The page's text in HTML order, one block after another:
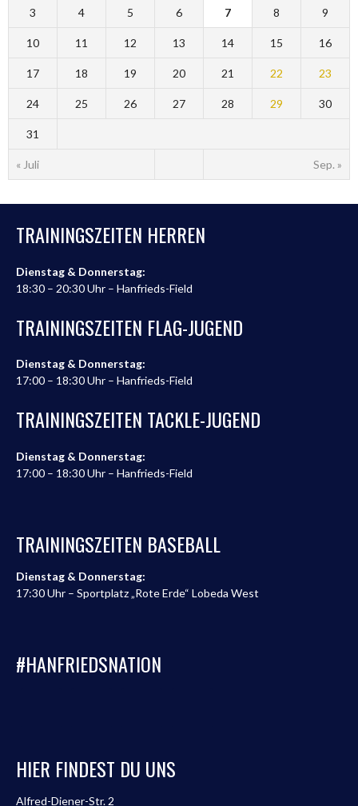
« Juli Sep. »
3 4 5 6 7 8 9
10 11 12 13 14 15 16
17 18 19 20 21 22 23
24 25 26 27 28 29 30
31
TRAININGSZEITEN HERREN
Dienstag & Donnerstag:
18:30 – 20:30 Uhr – Hanfrieds-Field
TRAININGSZEITEN FLAG-JUGEND
Dienstag & Donnerstag:
17:00 – 18:30 Uhr – Hanfrieds-Field
TRAININGSZEITEN TACKLE-JUGEND
Dienstag & Donnerstag:
17:00 – 18:30 Uhr – Hanfrieds-Field
TRAININGSZEITEN BASEBALL
Dienstag & Donnerstag:
17:30 Uhr – Sportplatz „Rote Erde“ Lobeda West
#HANFRIEDSNATION
HIER FINDEST DU UNS
Alfred-Diener-Str. 2